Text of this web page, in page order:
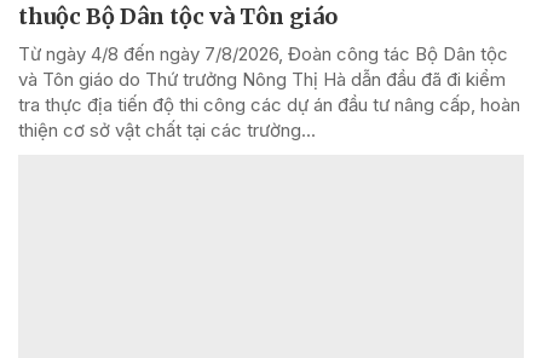
thuộc Bộ Dân tộc và Tôn giáo
Từ ngày 4/8 đến ngày 7/8/2026, Đoàn công tác Bộ Dân tộc
và Tôn giáo do Thứ trưởng Nông Thị Hà dẫn đầu đã đi kiểm
tra thực địa tiến độ thi công các dự án đầu tư nâng cấp, hoàn
thiện cơ sở vật chất tại các trường...